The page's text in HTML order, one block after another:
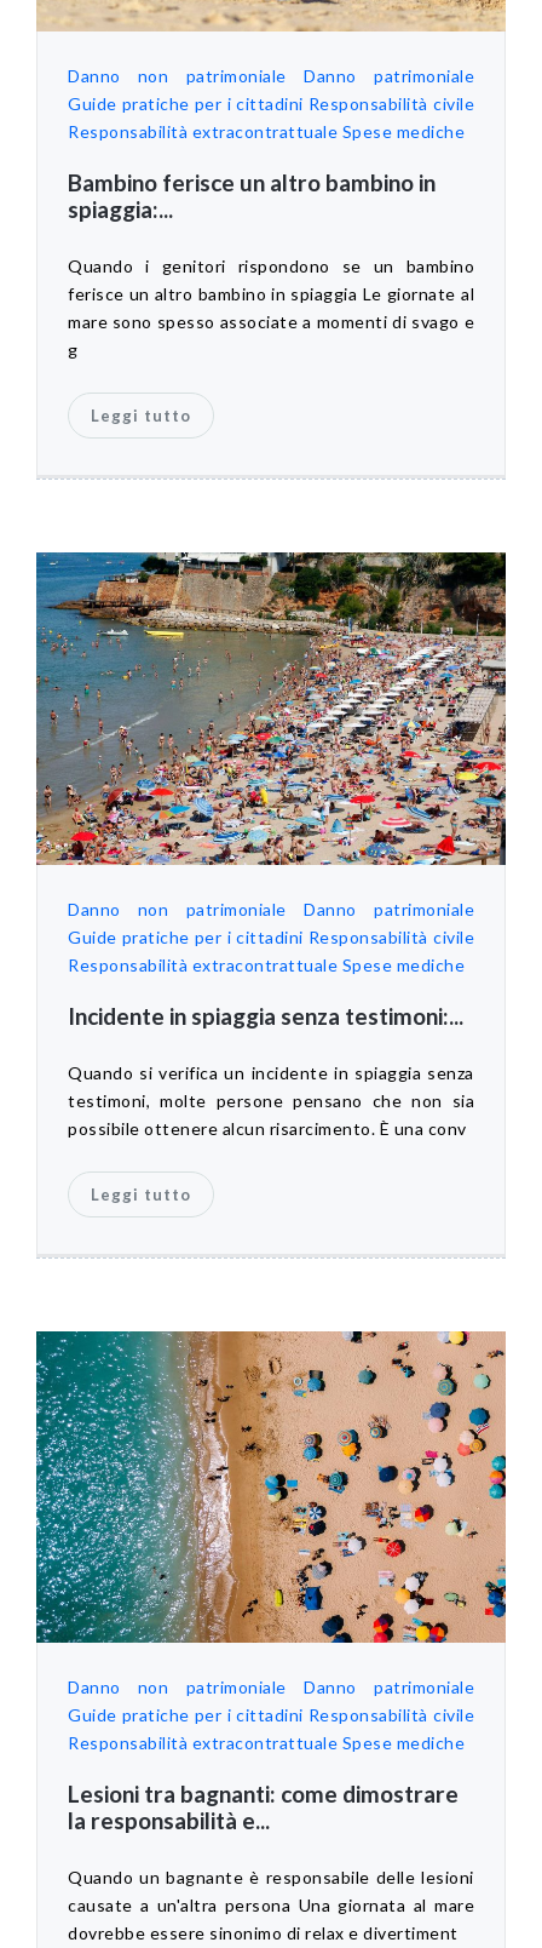
Danno non patrimoniale
Danno patrimoniale
Guide pratiche per i cittadini Responsabilità civile
Responsabilità extracontrattuale Spese mediche
Bambino ferisce un altro bambino in
spiaggia:...
Quando i genitori rispondono se un bambino
ferisce un altro bambino in spiaggia Le giornate al
mare sono spesso associate a momenti di svago e
g
Leggi tutto
Danno non patrimoniale
Danno patrimoniale
Guide pratiche per i cittadini Responsabilità civile
Responsabilità extracontrattuale Spese mediche
Incidente in spiaggia senza testimoni:...
Quando si verifica un incidente in spiaggia senza
testimoni, molte persone pensano che non sia
possibile ottenere alcun risarcimento. È una conv
Leggi tutto
Danno non patrimoniale
Danno patrimoniale
Guide pratiche per i cittadini Responsabilità civile
Responsabilità extracontrattuale Spese mediche
Lesioni tra bagnanti: come dimostrare
la responsabilità e...
Quando un bagnante è responsabile delle lesioni
causate a un'altra persona Una giornata al mare
dovrebbe essere sinonimo di relax e divertiment